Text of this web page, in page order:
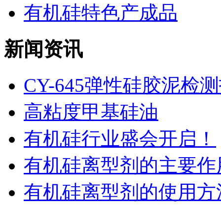
有机硅特色产成品
新闻资讯
CY-645弹性硅胶泥检
高粘度甲基硅油
有机硅行业盛会开启！
有机硅离型剂的主要作
有机硅离型剂的使用方